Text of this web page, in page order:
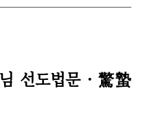
선도법문 ·驚蟄